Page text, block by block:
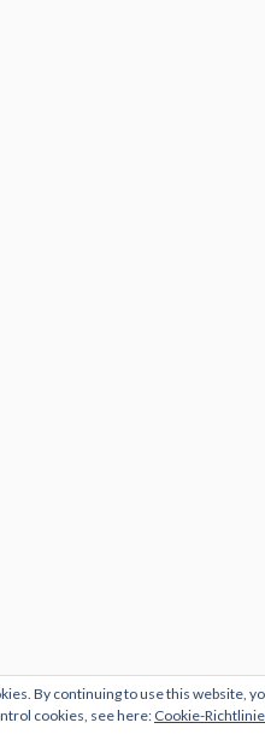
By continuing to use this website,
cookies, see here: Cookie-Richtlinie